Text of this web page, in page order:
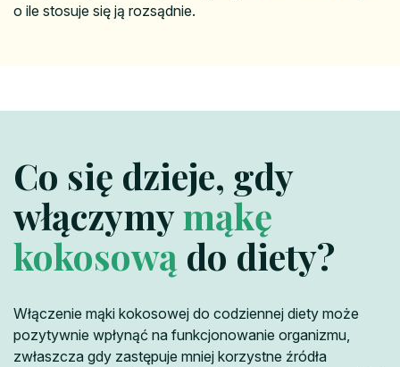
o ile stosuje się ją rozsądnie.
Co się dzieje, gdy
włączymymąkę
kokosową do diety?
Włączenie mąki kokosowej do codziennej diety może
pozytywnie wpłynąć na funkcjonowanie organizmu,
zwłaszcza gdy zastępuje mniej korzystne źródła